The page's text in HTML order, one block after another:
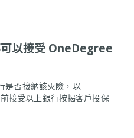
以接受 OneDegree
是否接納該火險，以
接受以上銀行按揭客戶投保